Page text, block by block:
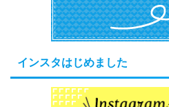
インスタはじめました